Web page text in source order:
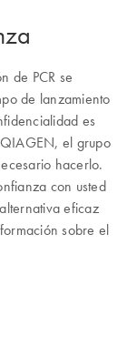
de PCR se
de lanzamiento
es
el grupo
hacerlo.
con usted
eficaz
sobre el